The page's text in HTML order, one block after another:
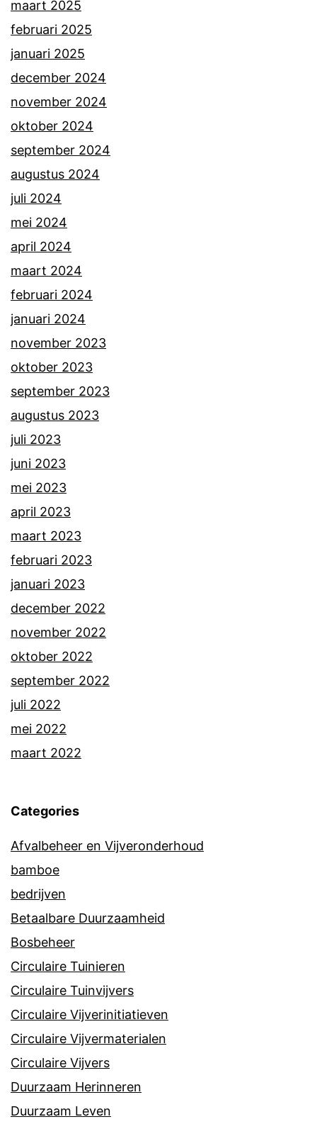
maart 2025
februari 2025
januari 2025
december 2024
november 2024
oktober 2024
september 2024
augustus 2024
juli 2024
mei 2024
april 2024
maart 2024
februari 2024
januari 2024
november 2023
oktober 2023
september 2023
augustus 2023
juli 2023
juni 2023
mei 2023
april 2023
maart 2023
februari 2023
januari 2023
december 2022
november 2022
oktober 2022
september 2022
juli 2022
mei 2022
maart 2022
Categories
Afvalbeheer en Vijveronderhoud
bamboe
bedrijven
Betaalbare Duurzaamheid
Bosbeheer
Circulaire Tuinieren
Circulaire Tuinvijvers
Circulaire Vijverinitiatieven
Circulaire Vijvermaterialen
Circulaire Vijvers
Duurzaam Herinneren
Duurzaam Leven